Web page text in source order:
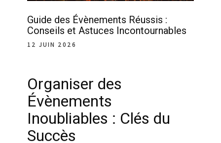
Guide des Évènements Réussis :
Conseils et Astuces Incontournables
12 JUIN 2026
Organiser des
Évènements
Inoubliables : Clés du
Succès